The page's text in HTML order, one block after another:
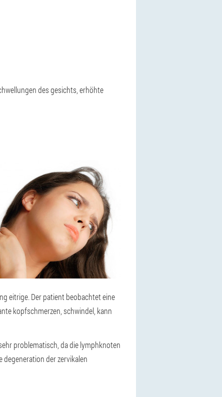
des gesichts, erhöhte
eitrige. Der patient beobachtet eine
kopfschmerzen, schwindel, kann
problematisch, da die lymphknoten
der zervikalen